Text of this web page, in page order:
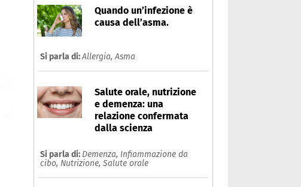
Quando un’infezione è
causa dell’asma.
Si parla di:Allergia,Asma
Salute orale, nutrizione
e demenza: una
relazione confermata
dalla scienza
Si parla di: Demenza, Infiammazione da
cibo, Nutrizione, Salute orale